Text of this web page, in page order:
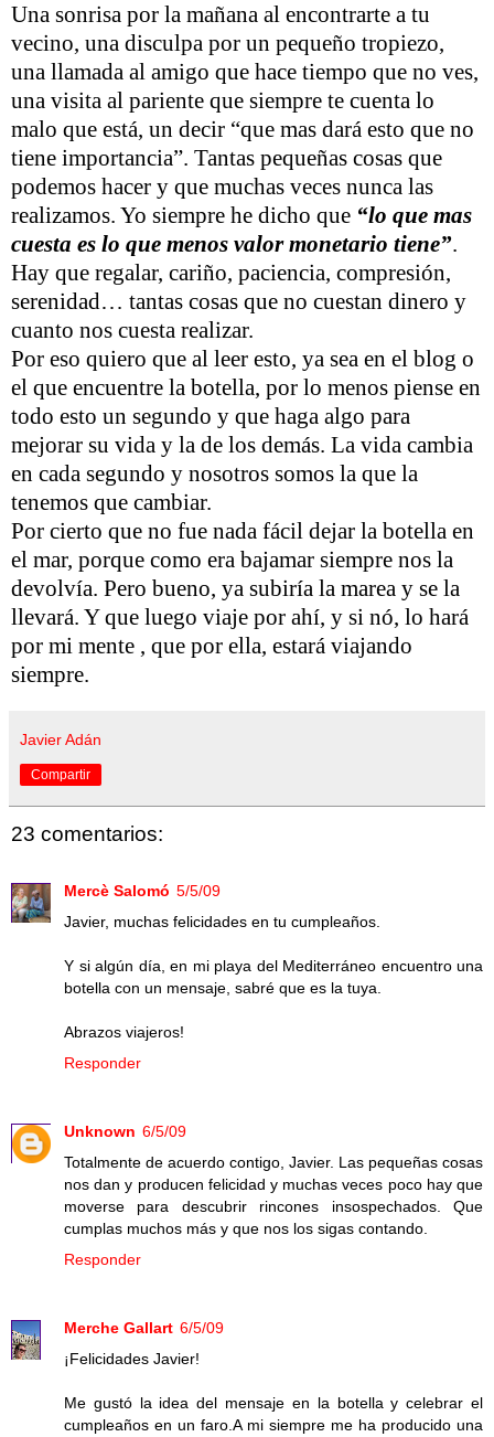
Una sonrisa por la mañana al encontrarte a tu
vecino, una disculpa por un pequeño tropiezo,
una llamada al amigo que hace tiempo que no ves,
una visita al pariente que siempre te cuenta lo
malo que está, un decir “que mas dará esto que no
tiene importancia”. Tantas pequeñas cosas que
podemos hacer y que muchas veces nunca las
realizamos. Yo siempre he dicho que “lo que mas
cuesta es lo que menos valor monetario tiene”.
Hay que regalar, cariño, paciencia, compresión,
serenidad… tantas cosas que no cuestan dinero y
cuanto nos cuesta realizar.
Por eso quiero que al leer esto, ya sea en el blog o
el que encuentre la botella, por lo menos piense en
todo esto un segundo y que haga algo para
mejorar su vida y la de los demás. La vida cambia
en cada segundo y nosotros somos la que la
tenemos que cambiar.
Por cierto que no fue nada fácil dejar la botella en
el mar, porque como era bajamar siempre nos la
devolvía. Pero bueno, ya subiría la marea y se la
llevará. Y que luego viaje por ahí, y si nó, lo hará
por mi mente , que por ella, estará viajando
siempre.
Javier Adán
Compartir
23 comentarios:
Mercè Salomó 5/5/09
Javier, muchas felicidades en tu cumpleaños.
Y si algún día, en mi playa del Mediterráneo encuentro una
botella con un mensaje, sabré que es la tuya.
Abrazos viajeros!
Responder
Unknown 6/5/09
Totalmente de acuerdo contigo, Javier. Las pequeñas cosas
nos dan y producen felicidad y muchas veces poco hay que
moverse para descubrir rincones insospechados. Que
cumplas muchos más y que nos los sigas contando.
Responder
Merche Gallart 6/5/09
¡Felicidades Javier!
Me gustó la idea del mensaje en la botella y celebrar el
cumpleaños en un faro.A mi siempre me ha producido una